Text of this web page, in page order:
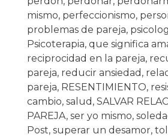
mismo, perfeccionismo,
problemas de pareja,
Psicoterapia, que significa
reciprocidad en la pareja,
pareja, reducir ansiedad ,
pareja, RESENTIMIENTO,
cambio, salud , SALVAR
PAREJA, ser yo mismo,
Post, superar un desamor,